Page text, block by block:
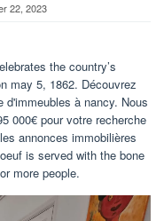
22, 2023
the country’s
may 5, 1862. Découvrez
à nancy. Nous
000€ pour votre recherche
annonces immobilières
is served with the bone
more people.